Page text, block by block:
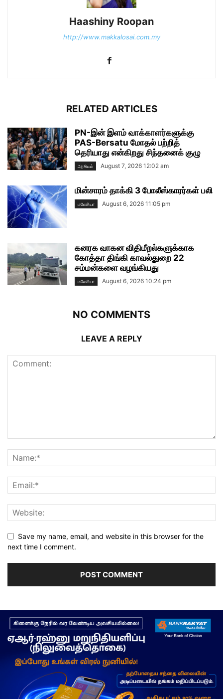
Haashiny Roopan
http://www.makkalosai.com.my
RELATED ARTICLES
PN-இன் இளம் வாக்காளர்களுக்கு
PAS-Bersatu மோதல் பற்றித்
தெரியாது என்கிறது சிந்தனைக் குழு
அரசியல் August 7, 2026 12:02 am
மின்சாரம் தாக்கி 3 போலீஸ்காரர்கள் பலி
மலேசியா August 6, 2026 11:05 pm
கனரக வாகன விதிமீறல்களுக்காக
கோத்தா திங்கி காவல்துறை 22
சம்மன்களை வழங்கியது
மலேசியா August 6, 2026 10:24 pm
NO COMMENTS
LEAVE A REPLY
Save my name, email, and website in this browser for the
next time I comment.